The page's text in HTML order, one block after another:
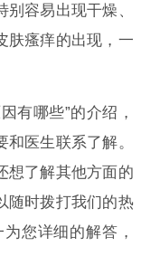
容易出现干燥、
肤瘙痒的出现，一
有哪些”的介绍，
医生联系了解。
想了解其他方面的
随时拨打我们的热
您详细的解答，